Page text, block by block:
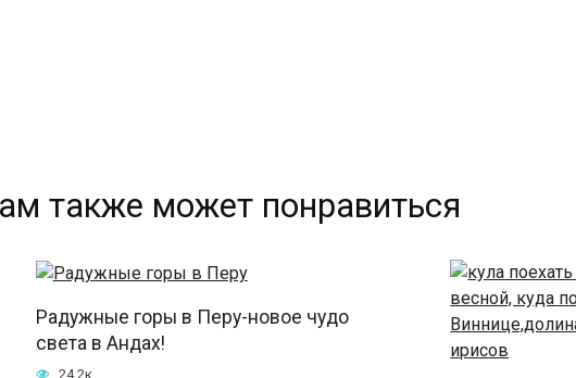
также может понравиться
Радужные горы в Перу-новое чудо
света в Андах!
24.2к.